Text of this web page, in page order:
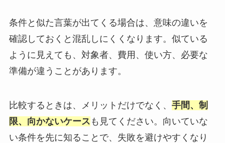
条件と似た言葉が出てくる場合は、意味の違いを
確認しておくと混乱しにくくなります。似ている
ように見えても、対象者、費用、使い方、必要な
準備が違うことがあります。
比較するときは、メリットだけでなく、 手間、制
限、向かないケース も見てください。向いていな
い条件を先に知ることで、失敗を避けやすくなり